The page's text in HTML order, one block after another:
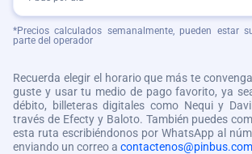
*Precios calculados semanalmente, pueden estar
parte del operador
Recuerda elegir el horario que más te
guste y usar tu medio de pago favorito, ya
débito, billeteras digitales como Nequi y
través de Efecty y Baloto. También puedes
esta ruta escribiéndonos por WhatsApp al
enviando un correo a contactenos@pinbus.com